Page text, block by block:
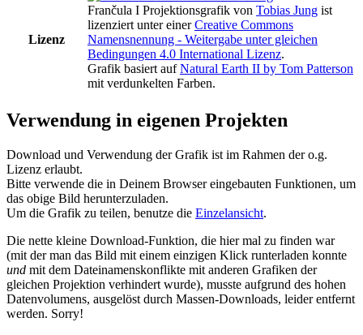
Lizenz
Frančula I Projektionsgrafik von Tobias Jung ist
lizenziert unter einerCreative Commons
Namensnennung - Weitergabe unter gleichen
Bedingungen 4.0 International Lizenz.
Grafik basiert aufNatural Earth II by Tom Patterson
mit verdunkelten Farben.
Verwendung in eigenen Projekten
Download und Verwendung der Grafik ist im Rahmen der o.g.
Lizenz erlaubt.
Bitte verwende die in Deinem Browser eingebauten Funktionen, um
das obige Bild herunterzuladen.
Um die Grafik zu teilen, benutze die Einzelansicht.
Die nette kleine Download-Funktion, die hier mal zu finden war
(mit der man das Bild mit einem einzigen Klick runterladen konnte
und mit dem Dateinamenskonflikte mit anderen Grafiken der
gleichen Projektion verhindert wurde), musste aufgrund des hohen
Datenvolumens, ausgelöst durch Massen-Downloads, leider entfernt
werden. Sorry!